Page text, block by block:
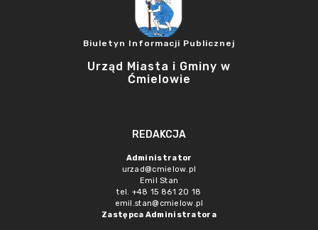
Biuletyn Informacji Publicznej
Urząd Miasta i Gminy w
Ćmielowie
REDAKCJA
Administrator
urzad@cmielow.pl
Emil Stan
tel. +48 15 861 20 18
emil.stan@cmielow.pl
Zastępca Administratora